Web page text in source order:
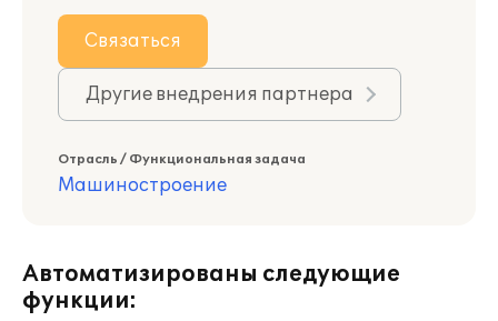
Связаться
Другие внедрения партнера
Отрасль / Функциональная задача
Машиностроение
Автоматизированы следующие
функции: